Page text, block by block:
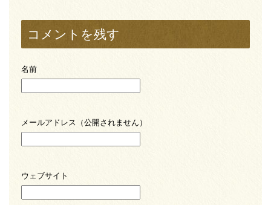
コメントを残す
名前
メールアドレス（公開されません）
ウェブサイト